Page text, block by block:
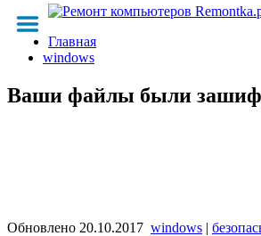
Главная
windows
Ваши файлы были
Обновлено 20.10.2017 windows |